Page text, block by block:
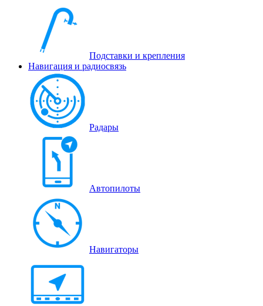
Подставки и крепления
Навигация и радиосвязь
Радары
Автопилоты
Навигаторы